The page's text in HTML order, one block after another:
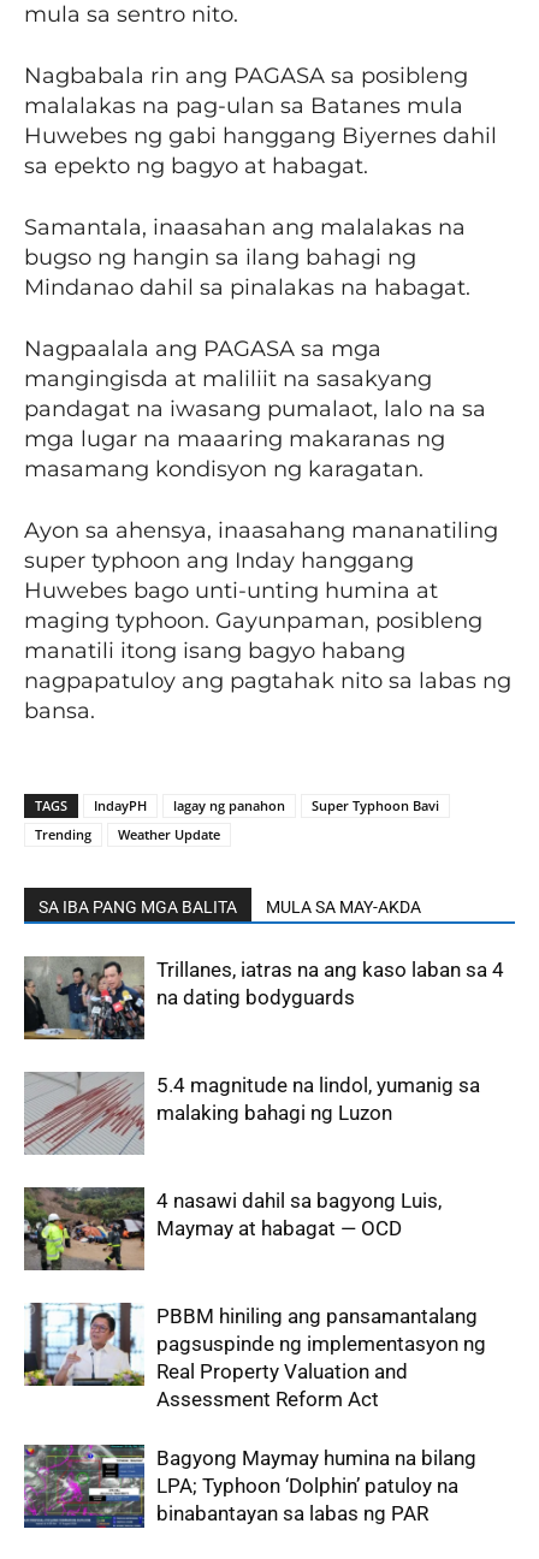
mula sa sentro nito.
Nagbabala rin ang PAGASA sa posibleng
malalakas na pag-ulan sa Batanes mula
Huwebes ng gabi hanggang Biyernes dahil
sa epekto ng bagyo at habagat.
Samantala, inaasahan ang malalakas na
bugso ng hangin sa ilang bahagi ng
Mindanao dahil sa pinalakas na habagat.
Nagpaalala ang PAGASA sa mga
mangingisda at maliliit na sasakyang
pandagat na iwasang pumalaot, lalo na sa
mga lugar na maaaring makaranas ng
masamang kondisyon ng karagatan.
Ayon sa ahensya, inaasahang mananatiling
super typhoon ang Inday hanggang
Huwebes bago unti-unting humina at
maging typhoon. Gayunpaman, posibleng
manatili itong isang bagyo habang
nagpapatuloy ang pagtahak nito sa labas ng
bansa.
TAGS IndayPH lagay ng panahon
Super Typhoon Bavi
Trending
Weather Update
SA IBA PANG MGA BALITA MULA SA MAY-AKDA
Trillanes, iatras na ang kaso laban sa 4
na dating bodyguards
5.4 magnitude na lindol, yumanig sa
malaking bahagi ng Luzon
4 nasawi dahil sa bagyong Luis,
Maymay at habagat — OCD
PBBM hiniling ang pansamantalang
pagsuspinde ng implementasyon ng
Real Property Valuation and
Assessment Reform Act
Bagyong Maymay humina na bilang
LPA; Typhoon ‘Dolphin’ patuloy na
binabantayan sa labas ng PAR